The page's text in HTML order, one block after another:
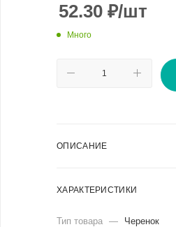
52.30 ₽/шт
Много
ОПИСАНИЕ
ХАРАКТЕРИСТИКИ
Тип товара — Черенок